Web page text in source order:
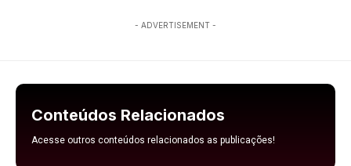
- ADVERTISEMENT -
Conteúdos Relacionados
Acesse outros conteúdos relacionados as publicações!